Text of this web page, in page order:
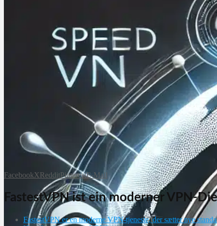
FacebookXRedditPinterestE-Mail
FastestVPN ist ein moderner VPN-
FastestVPN er en moderne VPN-tjeneste, der sætter nye